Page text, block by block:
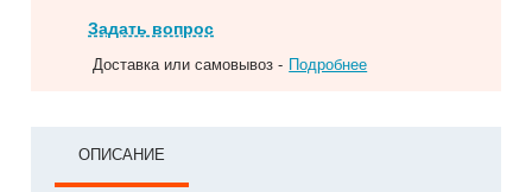
Задать вопрос
Доставка или самовывоз - Подробнее
ОПИСАНИЕ